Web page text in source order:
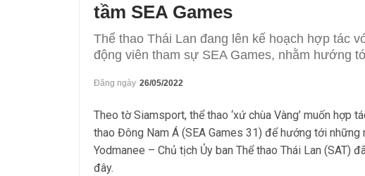
tầm SEA Games
Thể thao Thái Lan đang lên kế hoạch hợp tác
động viên tham sự SEA Games, nhằm hướng
Đăng ngày 26/05/2022
Theo tờ Siamsport, thể thao ‘xứ chùa Vàng’ muốn hợp
thao Đông Nam Á (SEA Games 31) để hướng tới
Yodmanee – Chủ tịch Ủy ban Thể thao Thái Lan (SAT)
đây.